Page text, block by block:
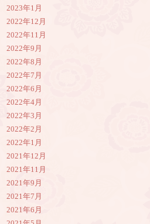
2023年1月
2022年12月
2022年11月
2022年9月
2022年8月
2022年7月
2022年6月
2022年4月
2022年3月
2022年2月
2022年1月
2021年12月
2021年11月
2021年9月
2021年7月
2021年6月